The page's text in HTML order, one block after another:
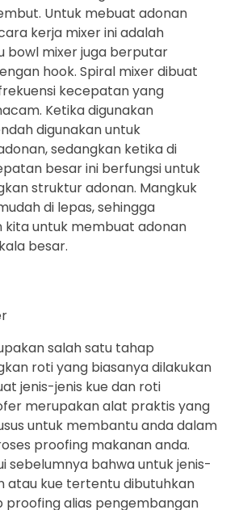
Untuk mebuat adonan
kerja mixer ini adalah
bowl mixer juga berputar
hook. Spiral mixer dibuat
kecepatan yang
Ketika digunakan
digunakan untuk
sedangkan ketika di
besar ini berfungsi untuk
struktur adonan. Mangkuk
di lepas, sehingga
kita untuk membuat adonan
besar.
salah satu tahap
roti yang biasanya dilakukan
jenis-jenis kue dan roti
merupakan alat praktis yang
untuk membantu anda dalam
proofing makanan anda.
sebelumnya bahwa untuk jenis-
atau kue tertentu dibutuhkan
proofing alias pengembangan